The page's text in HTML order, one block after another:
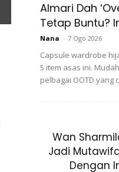
Almari Dah
Tetap Buntu?
Nana - 7 Ogo 2026
Capsule wardrobe
5 item asas ini.
pelbagai OOTD yang
Wan
Jadi
Dengan